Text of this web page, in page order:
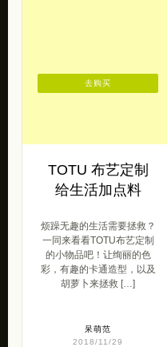
TOTU 布艺定制
给生活加点料
烦躁无趣的生活需要拯救？
一同来看看TOTU布艺定制
的小物品吧！让绚丽的色
彩，有趣的卡通造型，以及
胡萝卜来拯救 […]
呆萌范
2018/11/29
去购买